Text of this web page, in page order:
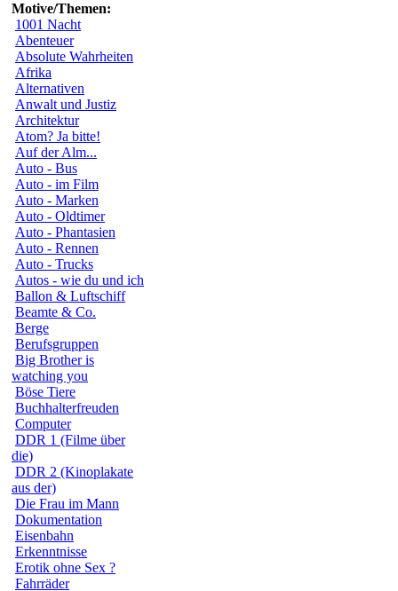
Motive/Themen:
1001 Nacht
Abenteuer
Absolute Wahrheiten
Afrika
Alternativen
Anwalt und Justiz
Architektur
Atom? Ja bitte!
Auf der Alm...
Auto - Bus
Auto - im Film
Auto - Marken
Auto - Oldtimer
Auto - Phantasien
Auto - Rennen
Auto - Trucks
Autos - wie du und ich
Ballon & Luftschiff
Beamte & Co.
Berge
Berufsgruppen
Big Brother is
watching you
Böse Tiere
Buchhalterfreuden
Computer
DDR 1 (Filme über
die)
DDR 2 (Kinoplakate
aus der)
Die Frau im Mann
Dokumentation
Eisenbahn
Erkenntnisse
Erotik ohne Sex ?
Fahrräder